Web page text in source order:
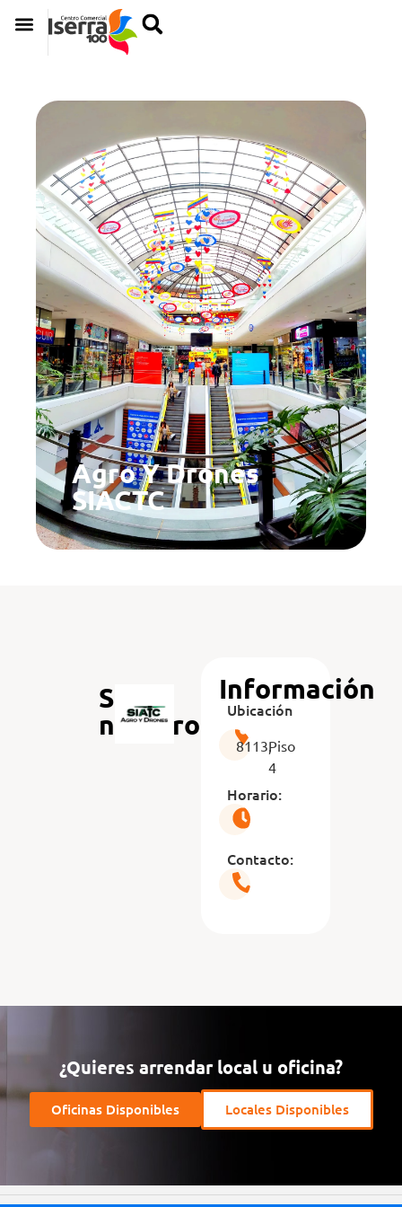
Agro Y Drones
SIACTC
Sobre
nosotros
Información
Ubicación
8113,Piso
4
Horario:
Contacto:
¿Quieres arrendar local u oficina?
Oficinas Disponibles Locales Disponibles